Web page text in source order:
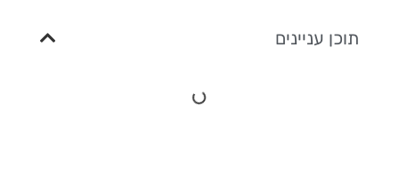
תוכן עניינים